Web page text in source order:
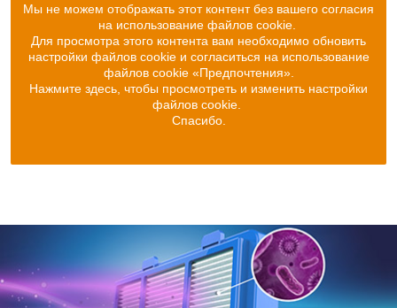
Мы не можем отображать этот контент без вашего согласия
на использование файлов cookie.
Для просмотра этого контента вам необходимо обновить
настройки файлов cookie и согласиться на использование
файлов cookie «Предпочтения».
Нажмите здесь, чтобы просмотреть и изменить настройки
файлов cookie.
Спасибо.